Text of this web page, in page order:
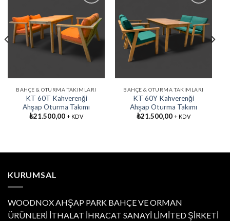
Favorilere
Ekle
BAHÇE & OTURMA TAKIMLARI
KT 60T Kahverenği
Ahşap Oturma Takımı
₺21.500,00 + KDV
Favorilere
Ekle
BAHÇE & OTURMA TAKIMLARI
KT 60Y Kahverenği
Ahşap Oturma Takımı
₺21.500,00 + KDV
KURUMSAL
WOODNOX AHŞAP PARK BAHÇE VE ORMAN
ÜRÜNLERİ İTHALAT İHRACAT SANAYİ LİMİTED ŞİRKETİ